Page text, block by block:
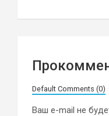
Default Comments (0)
Ваш e-mail не